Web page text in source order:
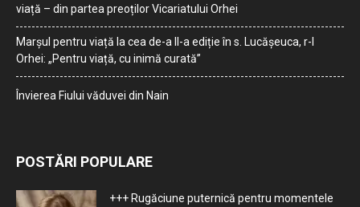
viață – din partea preoților Vicariatului Orhei
Marșul pentru viață la cea de-a II-a ediție în s. Lucășeuca, r-l
Orhei: „Pentru viață, cu inimă curată”
Învierea Fiului văduvei din Nain
POSTĂRI POPULARE
+++ Rugăciune puternică pentru momentele